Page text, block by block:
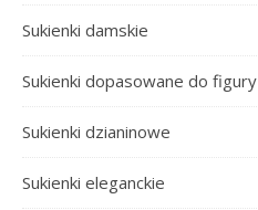
Sukienki damskie
Sukienki dopasowane do figury
Sukienki dzianinowe
Sukienki eleganckie